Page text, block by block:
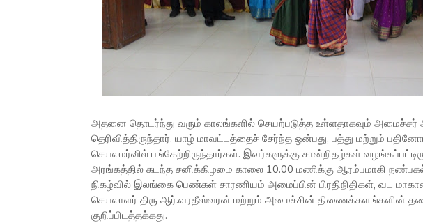
அதனை தொடர்ந்து வரும் காலங்களில் செயற்படுத்த உள்ளதாகவும் அமைச்சர்
தெரிவித்திருந்தார். யாழ் மாவட்டத்தைச் சேர்ந்த ஒன்பது, பத்து மற்றும்
செயலமர்வில் பங்கேற்றிருந்தார்கள். இவர்களுக்கு சான்றிதழ்கள்
அரங்கத்தில் கடந்த சனிக்கிழமை காலை 10.00 மணிக்கு ஆரம்பமாகி
நிகழ்வில் இலங்கை பெண்கள் சாரணியம் அமைப்பின் பிரதிநிதிகள், வட
செயலாளர் திரு ஆர்.வரதீஸ்வரன் மற்றும் அமைச்சின் திணைக்களங்களின்
குறிப்பிடத்தக்கது.